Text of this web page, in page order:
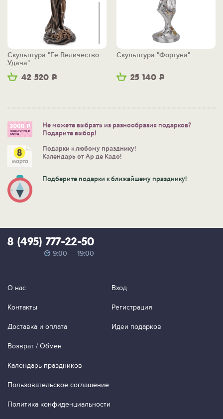
42 520 Р
Скульптура "Её Величество
Удача"
25 140 Р
Скульптура "Фортуна"
Не можете выбрать из разнообразия подарков?
Подарите выбор!
Подарки к любому празднику!
Календарь от Ар де Кадо!
Подберите подарки к ближайшему празднику!
8 (495) 777-22-50
9:00 — 19:00
О нас
Контакты
Доставка и оплата
Возврат / Обмен
Календарь праздников
Пользовательское соглашение
Политика конфиденциальности
Вход
Регистрация
Идеи подарков